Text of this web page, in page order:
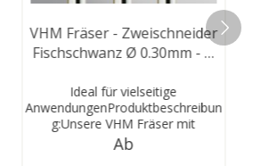
VHM Fräser - Zweischneider
Fischschwanz Ø 0.30mm - Ø
Ideal für vielseitige
AnwendungenProduktbeschreibun
g:Unsere VHM Fräser mit
Zweischneidern und
Ab